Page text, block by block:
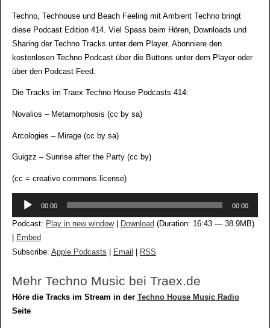
Techno, Techhouse und Beach Feeling mit Ambient Techno bringt
diese Podcast Edition 414. Viel Spass beim Hören, Downloads und
Sharing der Techno Tracks unter dem Player. Abonniere den
kostenlosen Techno Podcast über die Buttons unter dem Player oder
über den Podcast Feed.
Die Tracks im Traex Techno House Podcasts 414:
Novalios – Metamorphosis (cc by sa)
Arcologies – Mirage (cc by sa)
Guigzz – Sunrise after the Party (cc by)
(cc = creative commons license)
Audio-
00:00 00:00
Podcast: Play in new window| Download (Duration: 16:43 — 38.9MB)
Embed
Subscribe: Apple Podcasts Email RSS
Mehr Techno Music bei Traex.de
Höre die Tracks im Stream in der Techno House Music Radio
Seite